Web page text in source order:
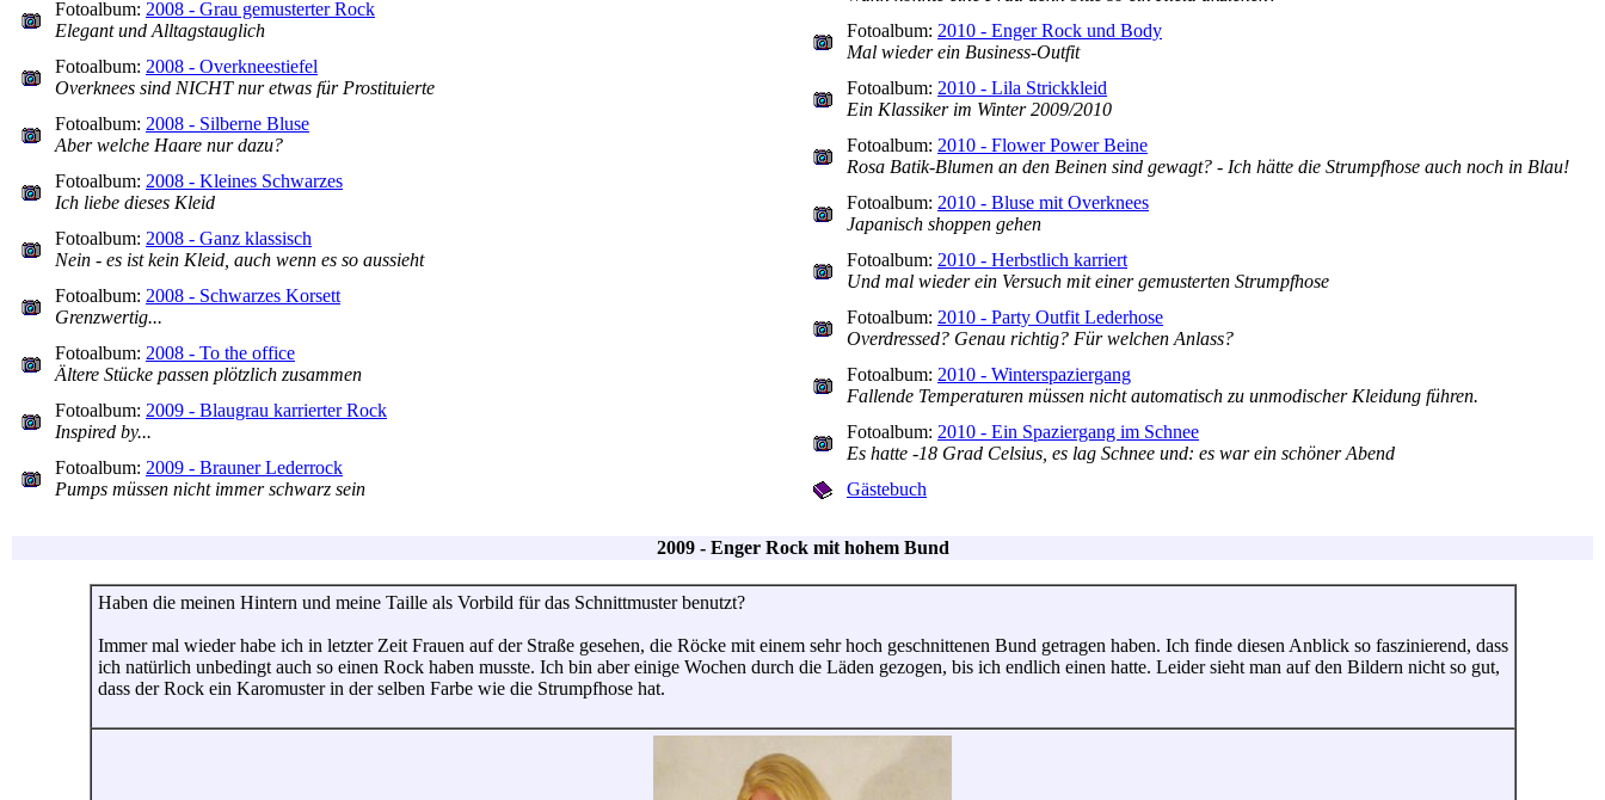
Fotoalbum: 2008 - Grau gemusterter Rock
Elegant und Alltagstauglich
Fotoalbum: 2008 - Overkneestiefel
Overknees sind NICHT nur etwas für Prostituierte
Fotoalbum: 2008 - Silberne Bluse
Aber welche Haare nur dazu?
Fotoalbum: 2008 - Kleines Schwarzes
Ich liebe dieses Kleid
Fotoalbum: 2008 - Ganz klassisch
Nein - es ist kein Kleid, auch wenn es so aussieht
Fotoalbum: 2008 - Schwarzes Korsett
Grenzwertig...
Fotoalbum: 2008 - To the office
Ältere Stücke passen plötzlich zusammen
Fotoalbum: 2009 - Blaugrau karrierter Rock
Inspired by...
Fotoalbum: 2009 - Brauner Lederrock
Pumps müssen nicht immer schwarz sein
Fotoalbum: 2010 - Enger Rock und Body
Mal wieder ein Business-Outfit
Fotoalbum: 2010 - Lila Strickkleid
Ein Klassiker im Winter 2009/2010
Fotoalbum: 2010 - Flower Power Beine
Rosa Batik-Blumen an den Beinen sind gewagt? - Ich hätte die Strumpfhose auch noch in Blau!
Fotoalbum: 2010 - Bluse mit Overknees
Japanisch shoppen gehen
Fotoalbum: 2010 - Herbstlich karriert
Und mal wieder ein Versuch mit einer gemusterten Strumpfhose
Fotoalbum: 2010 - Party Outfit Lederhose
Overdressed? Genau richtig? Für welchen Anlass?
Fotoalbum: 2010 - Winterspaziergang
Fallende Temperaturen müssen nicht automatisch zu unmodischer Kleidung führen.
Fotoalbum: 2010 - Ein Spaziergang im Schnee
Es hatte -18 Grad Celsius, es lag Schnee und: es war ein schöner Abend
Gästebuch
2009 - Enger Rock mit hohem Bund
Haben die meinen Hintern und meine Taille als Vorbild für das Schnittmuster benutzt?
Immer mal wieder habe ich in letzter Zeit Frauen auf der Straße gesehen, die Röcke mit einem sehr hoch geschnittenen Bund getragen haben. Ich finde diesen Anblick so faszinierend, dass
ich natürlich unbedingt auch so einen Rock haben musste. Ich bin aber einige Wochen durch die Läden gezogen, bis ich endlich einen hatte. Leider sieht man auf den Bildern nicht so gut,
dass der Rock ein Karomuster in der selben Farbe wie die Strumpfhose hat.